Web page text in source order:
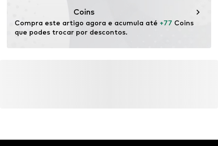
Coins
Compra este artigo agora e acumula até +77 Coins
que podes trocar por descontos.